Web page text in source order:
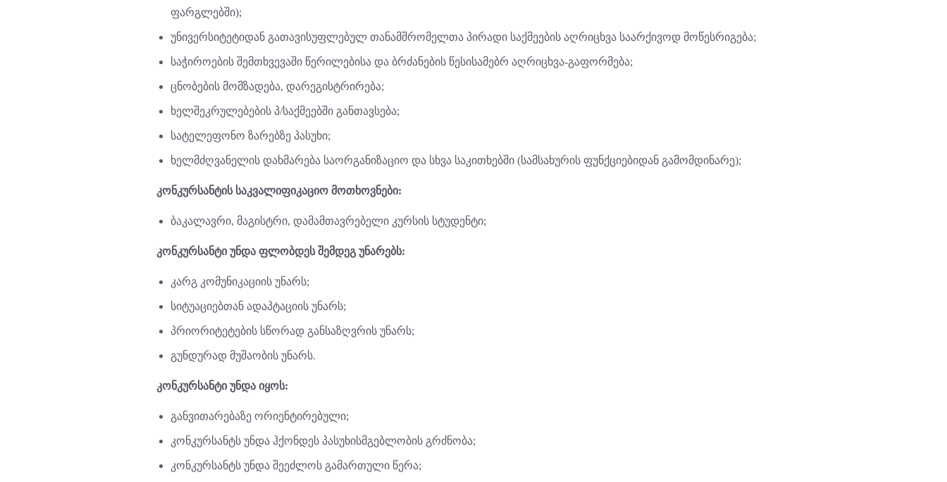
ფარგლებში);
უნივერსიტეტიდან გათავისუფლებულ თანამშრომელთა პირადი საქმეების აღრიცხვა საარქივოდ მოწესრიგება;
საჭიროების შემთხვევაში წერილებისა და ბრძანების წესისამებრ აღრიცხვა-გაფორმება;
ცნობების მომზადება, დარეგისტრირება;
ხელშეკრულებების პ/საქმეებში განთავსება;
სატელეფონო ზარებზე პასუხი;
ხელმძღვანელის დახმარება საორგანიზაციო და სხვა საკითხებში (სამსახურის ფუნქციებიდან გამომდინარე);
კონკურსანტის საკვალიფიკაციო მოთხოვნები:
ბაკალავრი, მაგისტრი, დამამთავრებელი კურსის სტუდენტი;
კონკურსანტი უნდა ფლობდეს შემდეგ უნარებს:
კარგ კომუნიკაციის უნარს;
სიტუაციებთან ადაპტაციის უნარს;
პრიორიტეტების სწორად განსაზღვრის უნარს;
გუნდურად მუშაობის უნარს.
კონკურსანტი უნდა იყოს:
განვითარებაზე ორიენტირებული;
კონკურსანტს უნდა ჰქონდეს პასუხისმგებლობის გრძნობა;
კონკურსანტს უნდა შეეძლოს გამართული წერა;